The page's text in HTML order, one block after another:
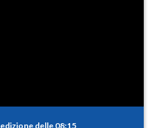
edizione delle 08:15